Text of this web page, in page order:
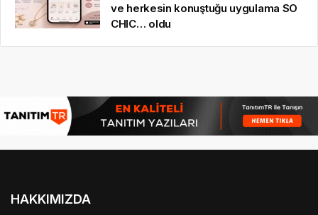
ve herkesin konuştuğu uygulama SO
CHIC… oldu
HAKKIMIZDA